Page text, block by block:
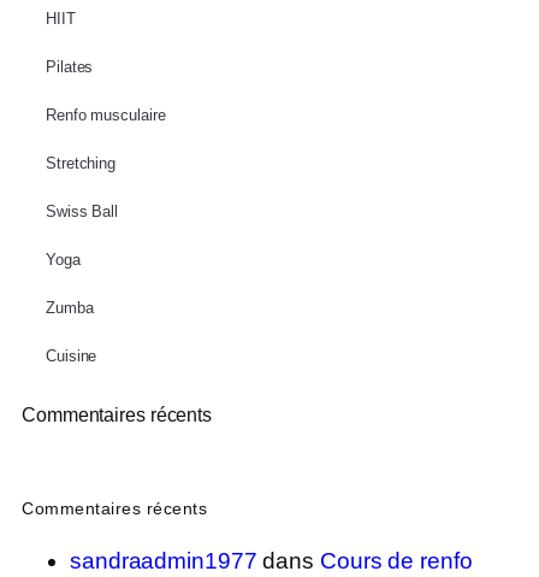
HIIT
Pilates
Renfo musculaire
Stretching
Swiss Ball
Yoga
Zumba
Cuisine
Commentaires récents
Commentaires récents
sandraadmin1977 dans Cours de renfo